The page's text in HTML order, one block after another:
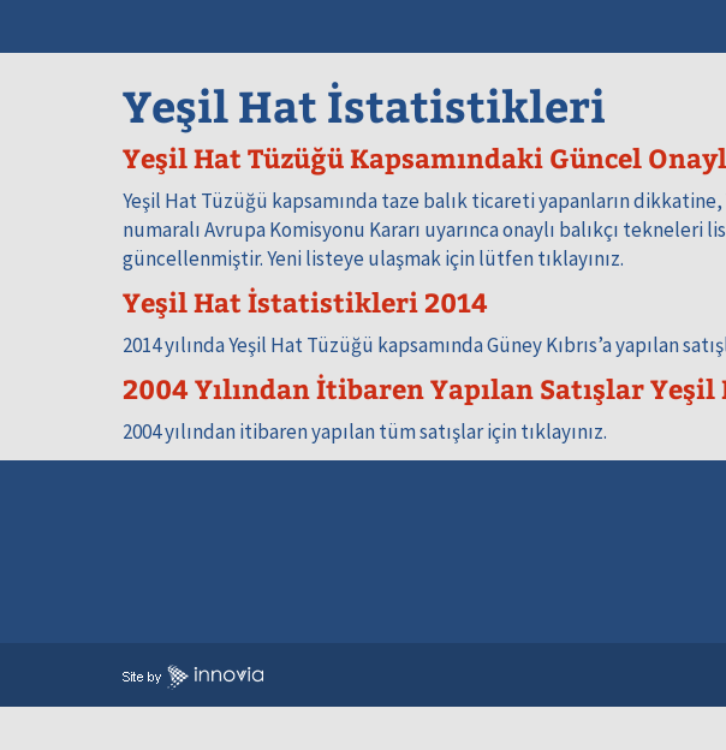
Yeşil Hat İstatistikleri
Yeşil Hat Tüzüğü Kapsamındaki Güncel
Yeşil Hat Tüzüğü kapsamında taze balık ticareti yapanların dikkatine,
numaralı Avrupa Komisyonu Kararı uyarınca onaylı balıkçı
güncellenmiştir. Yeni listeye ulaşmak için lütfen tıklayınız.
Yeşil Hat İstatistikleri 2014
2014 yılında Yeşil Hat Tüzüğü kapsamında Güney Kıbrıs’a yapılan
2004 Yılından İtibaren Yapılan Satışlar
2004 yılından itibaren yapılan tüm satışlar için tıklayınız.